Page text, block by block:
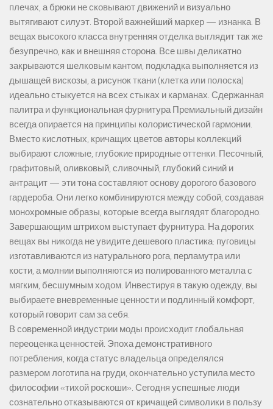
плечах, а брюки не сковывают движений и визуально
вытягивают силуэт. Второй важнейший маркер — изнанка. В
вещах высокого класса внутренняя отделка выглядит так же
безупречно, как и внешняя сторона. Все швы деликатно
закрываются шелковым кантом, подкладка выполняется из
дышащей вискозы, а рисунок ткани (клетка или полоска)
идеально стыкуется на всех стыках и карманах. Сдержанная
палитра и функциональная фурнитура Премиальный дизайн
всегда опирается на принципы колористической гармонии.
Вместо кислотных, кричащих цветов авторы коллекций
выбирают сложные, глубокие природные оттенки. Песочный,
графитовый, оливковый, сливочный, глубокий синий и
антрацит — эти тона составляют основу дорогого базового
гардероба. Они легко комбинируются между собой, создавая
монохромные образы, которые всегда выглядят благородно.
Завершающим штрихом выступает фурнитура. На дорогих
вещах вы никогда не увидите дешевого пластика: пуговицы
изготавливаются из натурального рога, перламутра или
кости, а молнии выполняются из полированного металла с
мягким, бесшумным ходом. Инвестируя в такую одежду, вы
выбираете вневременные ценности и подлинный комфорт,
который говорит сам за себя.
В современной индустрии моды происходит глобальная
переоценка ценностей. Эпоха демонстративного
потребления, когда статус владельца определялся
размером логотипа на груди, окончательно уступила место
философии «тихой роскоши». Сегодня успешные люди
сознательно отказываются от кричащей символики в пользу